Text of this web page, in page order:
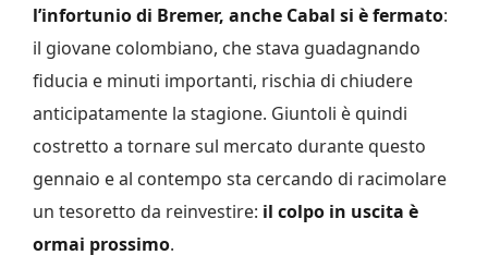
l’infortunio di Bremer, anche Cabal si è fermato:
il giovane colombiano, che stava guadagnando
fiducia e minuti importanti, rischia di chiudere
anticipatamente la stagione. Giuntoli è quindi
costretto a tornare sul mercato durante questo
gennaio e al contempo sta cercando di racimolare
un tesoretto da reinvestire: il colpo in uscita è
ormai prossimo.